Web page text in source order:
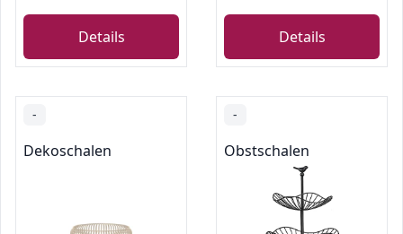
Details Details
-
Dekoschalen
-
Obstschalen